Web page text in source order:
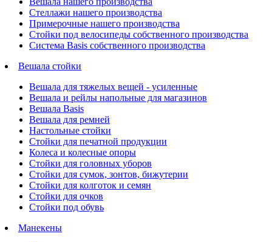
Стеллажи нашего производства
Примерочные нашего производства
Стойки под велосипеды собственного производства
Система Basis собственного производства
Вешала стойки
Вешала для тяжелых вещей - усиленные
Вешала и рейлы напольные для магазинов
Вешала Basis
Вешала для ремней
Настольные стойки
Стойки для печатной продукции
Колеса и колесные опоры
Стойки для головных уборов
Стойки для сумок, зонтов, бижутерии
Стойки для колготок и семян
Стойки для очков
Стойки под обувь
Манекены